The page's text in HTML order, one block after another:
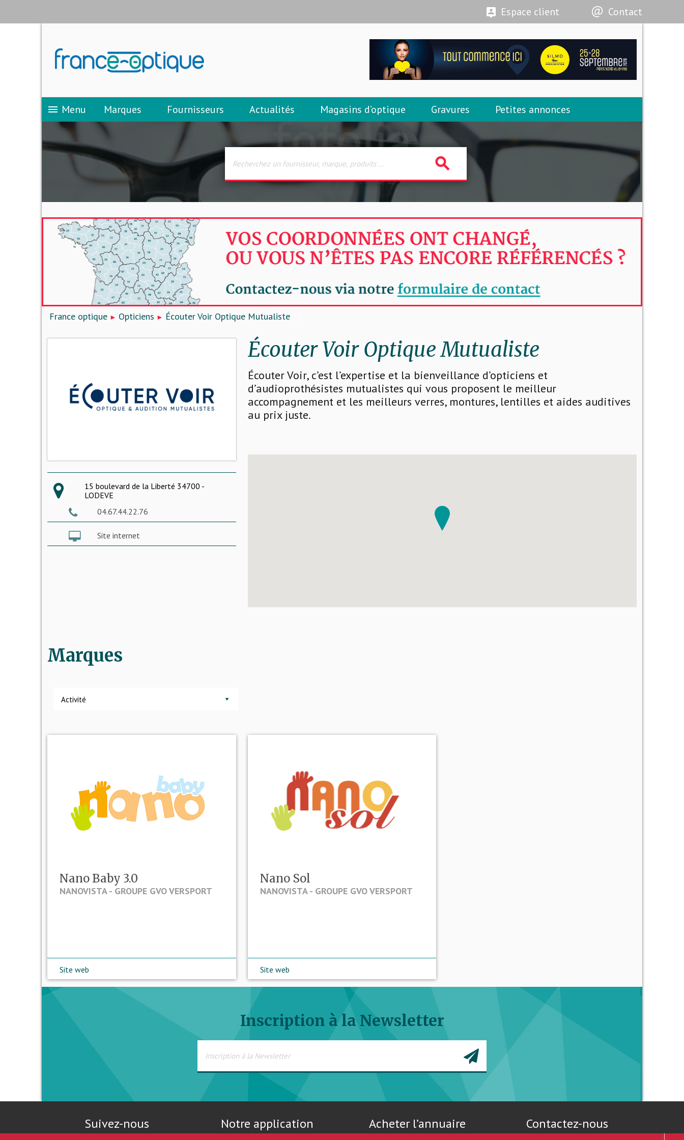
Espace client Contact
menu Menu Marques Fournisseurs Actualités Magasins d’optique Gravures Petites annonces
search
France optique Opticiens Écouter Voir Optique Mutualiste
15 boulevard de la Liberté 34700 -
LODEVE
04.67.44.22.76
Site internet
Écouter Voir Optique Mutualiste
Écouter Voir, c’est l’expertise et la bienveillance d’opticiens et
d’audioprothésistes mutualistes qui vous proposent le meilleur
accompagnement et les meilleurs verres, montures, lentilles et aides auditives
au prix juste.
Marques
Activité
Nano Baby 3.0
NANOVISTA - GROUPE GVO VERSPORT
Site web
Nano Sol
NANOVISTA - GROUPE GVO VERSPORT
Site web
Inscription à la Newsletter
Suivez-nous Notre application Acheter l’annuaire Contactez-nous